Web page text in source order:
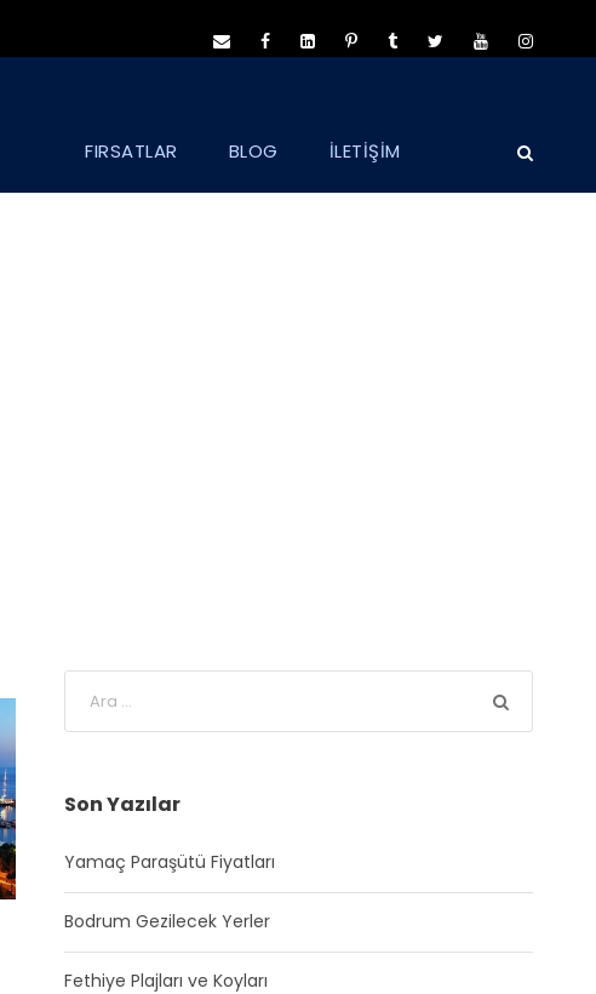
FIRSATLAR BLOG İLETİŞİM
Son Yazılar
Yamaç Paraşütü Fiyatları
Bodrum Gezilecek Yerler
Fethiye Plajları ve Koyları